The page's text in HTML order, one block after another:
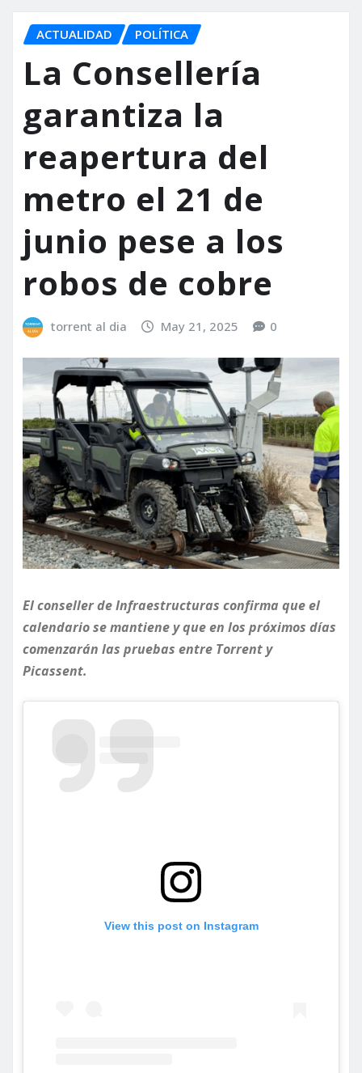
ACTUALIDAD POLÍTICA
La Consellería
garantiza la
reapertura del
metro el 21 de
junio pese a los
robos de cobre
torrent al dia May 21, 2025 0
El conseller de Infraestructuras confirma que el
calendario se mantiene y que en los próximos días
comenzarán las pruebas entre Torrent y
Picassent.
View this post on Instagram